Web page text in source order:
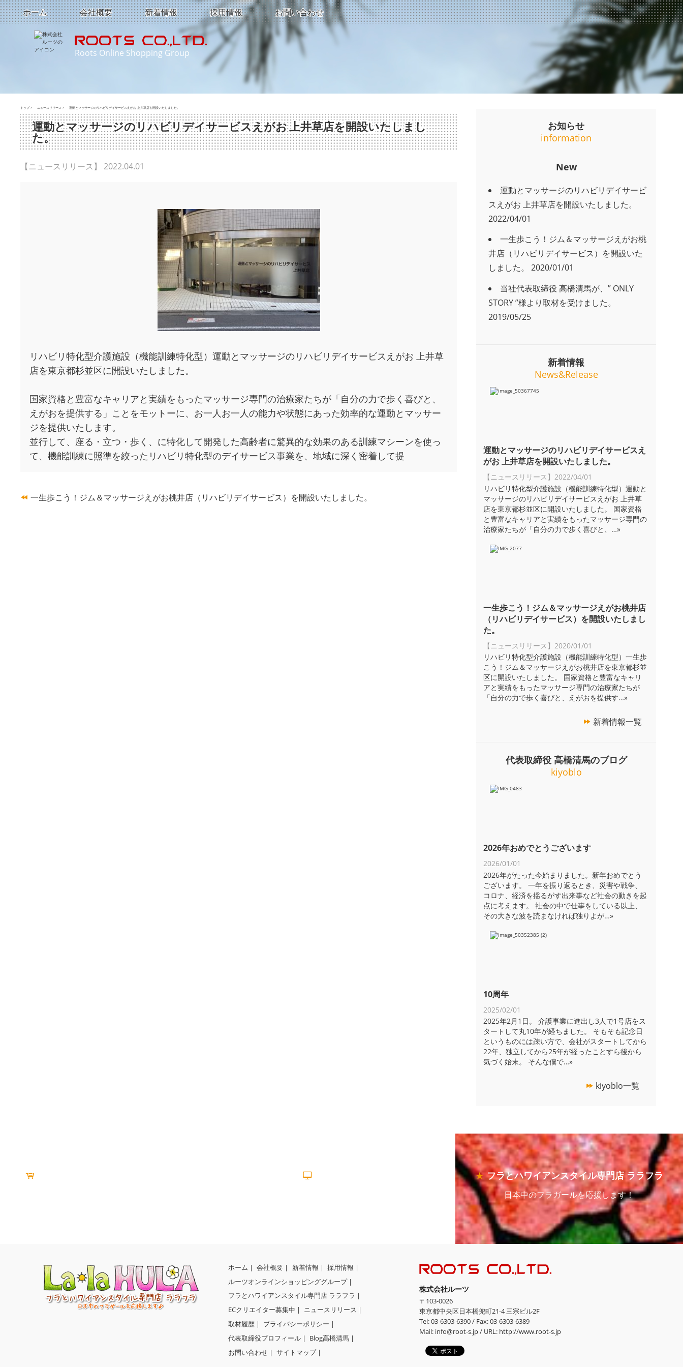
ホーム 会社概要 新着情報 採用情報 お問い合わせ
Roots Online Shopping Group
トップ > ニュースリリース > 運動とマッサージのリハビリデイサービスえがお 上井草店を開設いたしました。
運動とマッサージのリハビリデイサービスえがお 上井草店を開設いたしまし
た。
【ニュースリリース】 2022.04.01
リハビリ特化型介護施設（機能訓練特化型）運動とマッサージのリハビリデイサービスえがお 上井草
店を東京都杉並区に開設いたしました。
国家資格と豊富なキャリアと実績をもったマッサージ専門の治療家たちが「自分の力で歩く喜びと、
えがおを提供する」ことをモットーに、お一人お一人の能力や状態にあった効率的な運動とマッサー
ジを提供いたします。
並行して、座る・立つ・歩く、に特化して開発した高齢者に驚異的な効果のある訓練マシーンを使っ
て、機能訓練に照準を絞ったリハビリ特化型のデイサービス事業を、地域に深く密着して提
一生歩こう！ジム＆マッサージえがお桃井店（リハビリデイサービス）を開設いたしました。
お知らせ
information
New
運動とマッサージのリハビリデイサービ
スえがお 上井草店を開設いたしました。
2022/04/01
一生歩こう！ジム＆マッサージえがお桃
井店（リハビリデイサービス）を開設いた
しました。
2020/01/01
当社代表取締役 高橋清馬が、” ONLY
STORY ”様より取材を受けました。
2019/05/25
新着情報
News&Release
運動とマッサージのリハビリデイサービスえ
がお 上井草店を開設いたしました。
【ニュースリリース】2022/04/01
リハビリ特化型介護施設（機能訓練特化型）運動と
マッサージのリハビリデイサービスえがお 上井草
店を東京都杉並区に開設いたしました。 国家資格
と豊富なキャリアと実績をもったマッサージ専門の
治療家たちが「自分の力で歩く喜びと、 …»
一生歩こう！ジム＆マッサージえがお桃井店
（リハビリデイサービス）を開設いたしまし
た。
【ニュースリリース】 2020/01/01
リハビリ特化型介護施設（機能訓練特化型）一生歩
こう！ジム＆マッサージえがお桃井店を東京都杉並
区に開設いたしました。 国家資格と豊富なキャリ
アと実績をもったマッサージ専門の治療家たちが
「自分の力で歩く喜びと、えがおを提供す…»
新着情報一覧
代表取締役 高橋清馬のブログ
kiyoblo
2026年おめでとうございます
2026/01/01
2026年がたった今始まりました。新年おめでとう
ございます。 一年を振り返るとき、災害や戦争、
コロナ、経済を揺るがす出来事など社会の動きを起
点に考えます。 社会の中で仕事をしている以上、
その大きな波を読まなければ独りよが…»
10周年
2025/02/01
2025年2月1日。 介護事業に進出し3人で1号店をス
タートして丸10年が経ちました。 そもそも記念日
というものには疎い方で、会社がスタートしてから
22年、独立してから25年が経ったことすら後から
気づく始末。 そんな僕で…»
kiyoblo一覧
EC製作者募集中 フラとハワイアンスタイル専門店 ララフラ
日本中のフラガールを応援します！
ホーム 会社概要 新着情報
採用情報
ルーツオンラインショッピンググループ
フラとハワイアンスタイル専門店 ララフラ
ECクリエイター募集中
ニュースリリース
取材履歴
プライバシーポリシー
代表取締役プロフィール
Blog高橋清馬
お問い合わせ
サイトマップ
株式会社ルーツ
〒 103-0026
東京都中央区日本橋兜町21-4三宗ビル2F
Tel:03-6303-6390/ Fax: 03-6303-6389
Mail: info@root-s.jp/ URL: http://www.root-s.jp